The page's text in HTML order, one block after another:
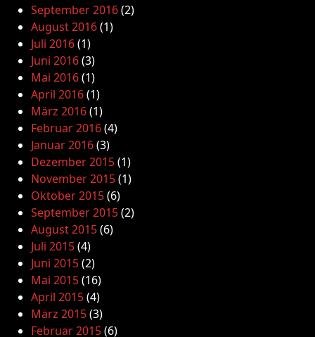
September 2016(2)
August 2016(1)
Juli 2016(1)
Juni 2016(3)
Mai 2016(1)
April 2016(1)
März 2016(1)
Februar 2016(4)
Januar 2016(3)
Dezember 2015(1)
November 2015(1)
Oktober 2015(6)
September 2015(2)
August 2015(6)
Juli 2015(4)
Juni 2015(2)
Mai 2015(16)
April 2015(4)
März 2015(3)
Februar 2015(6)